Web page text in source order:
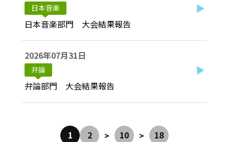
日本音楽
日本音楽部門 大会結果報告
2026年07月31日
弁論
弁論部門 大会結果報告
1 2 > 10 > 18